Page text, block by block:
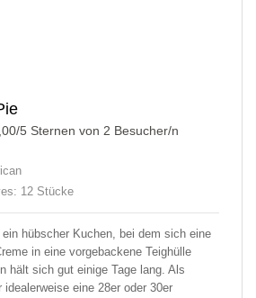
/5 Sternen von 2 Besucher/n
12 Stücke
hübscher Kuchen, bei dem sich eine
in eine vorgebackene Teighülle
hält sich gut einige Tage lang. Als
eine 28er oder 30er